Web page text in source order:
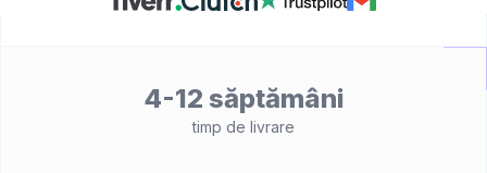
4-12 săptămâni
timp de livrare